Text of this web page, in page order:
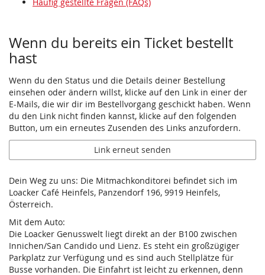
Wenn du bereits ein Ticket bestellt
hast
Wenn du den Status und die Details deiner Bestellung
einsehen oder ändern willst, klicke auf den Link in einer der
E-Mails, die wir dir im Bestellvorgang geschickt haben. Wenn
du den Link nicht finden kannst, klicke auf den folgenden
Button, um ein erneutes Zusenden des Links anzufordern.
Link erneut senden
Dein Weg zu uns: Die Mitmachkonditorei befindet sich im
Loacker Café Heinfels, Panzendorf 196, 9919 Heinfels,
Österreich.
Mit dem Auto:
Die Loacker Genusswelt liegt direkt an der B100 zwischen
Innichen/San Candido und Lienz. Es steht ein großzügiger
Parkplatz zur Verfügung und es sind auch Stellplätze für
Busse vorhanden. Die Einfahrt ist leicht zu erkennen, denn